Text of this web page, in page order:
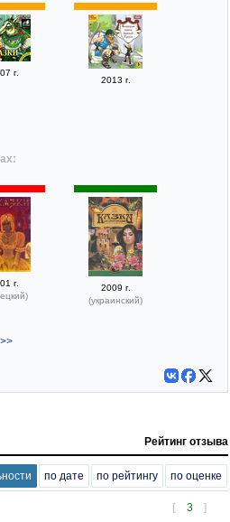
г.
2013 г.
г.
2009 г.
(украинский)
Рейтинг отзыва
по дате по рейтингу по оценке
[ 3 ]